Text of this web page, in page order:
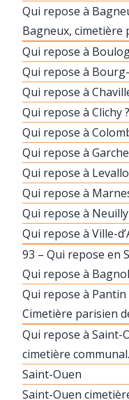
Qui repose à
Bagneux, cimetière
Qui repose à
Qui repose à
Qui repose à
Qui repose à Clichy ?
Qui repose à
Qui repose à
Qui repose à
Qui repose à
Qui repose à
Qui repose à Ville-
93 – Qui repose en
Qui repose à
Qui repose à Pantin
Cimetière parisien
Qui repose à Saint-
cimetière communal.
Saint-Ouen
Saint-Ouen